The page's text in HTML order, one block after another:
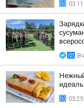
03:11
03:25